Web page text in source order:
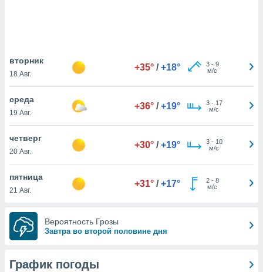
установки
веб-
и
как
о вашем
вторник
18 Авг.
+35° / +18° 3- 9
м/с
среда
19 Авг.
+36° / +19° 3- 17
м/с
четверг
20 Авг.
+30° / +19° 3- 10
м/с
пятница
21 Авг.
+31° / +17° 2- 8
м/с
Вероятность Грозы
Завтра во второй половине дня
График погоды